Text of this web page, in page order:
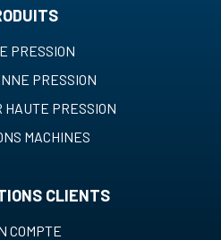
PRESSION
PRESSION
HAUTE PRESSION
MACHINES
CLIENTS
COMPTE